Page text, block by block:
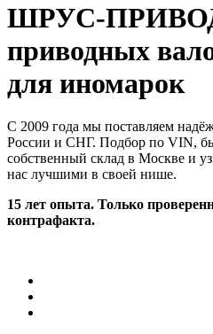
ШРУС-
приводных
для иномарок
С 2009 года мы поставляем
России и СНГ. Подбор по VIN,
собственный склад в Москве и
нас лучшими в своей нише.
15 лет опыта. Только
контрафакта.